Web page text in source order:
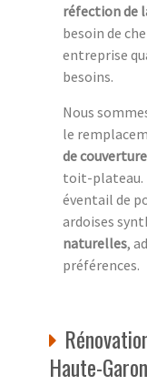
réfection de
besoin de
entreprise
besoins.
Nous
le
de couverture
toit-plateau.
éventail de
ardoises
naturelles,
préférences.
Haute-